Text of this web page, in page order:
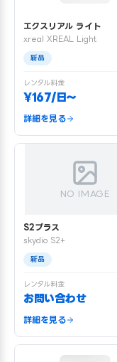
エクスリアル ライト
xreal XREAL Light
新品
レンタル料金
¥167/日〜
詳細を見る
NO IMAGE
S2プラス
skydio S2+
新品
レンタル料金
お問い合わせ
詳細を見る